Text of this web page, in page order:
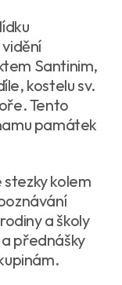
Santinim,
kostelu sv.
Tento
památek
stezky kolem
a školy
přednášky